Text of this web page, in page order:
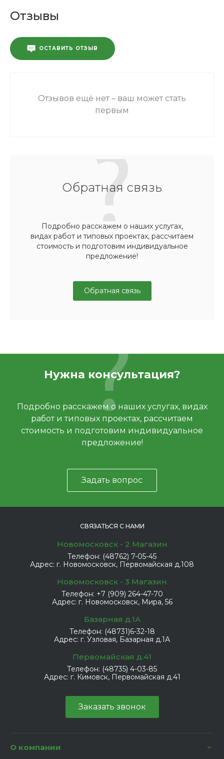
Отзывы
ОСТАВИТЬ ОТЗЫВ
Отзывов ещё нет – ваш может стать
первым
Обратная связь
Подробно расскажем о наших услугах,
видах работ и типовых проектах, рассчитаем
стоимость и подготовим индивидуальное
предложение!
Обратная связь
Нужна консультация?
Подробно расскажем о наших услугах, видах
работ и типовых проектах, рассчитаем
стоимость и подготовим индивидуальное
предложение!
Задать вопрос
СВЯЗАТЬСЯ С НАМИ
Новомосковск - 2 Магазин
Телефон: (48762) 7-05-45
Адрес: г. Новомосковск, Первомайская д.108
Новомосковск - 3 Магазин
Телефон: +7 (909) 264-47-70
Адрес: г. Новомосковск, Мира, 56
Базарная д.1А
Телефон: (48731)6-32-18
Адрес: г. Узловая, Базарная д.1А
Первомайская д.41
Телефон: (48735) 4-03-85
Адрес: г. Кимовск, Первомайская д.41
Заказать звонок
О компании